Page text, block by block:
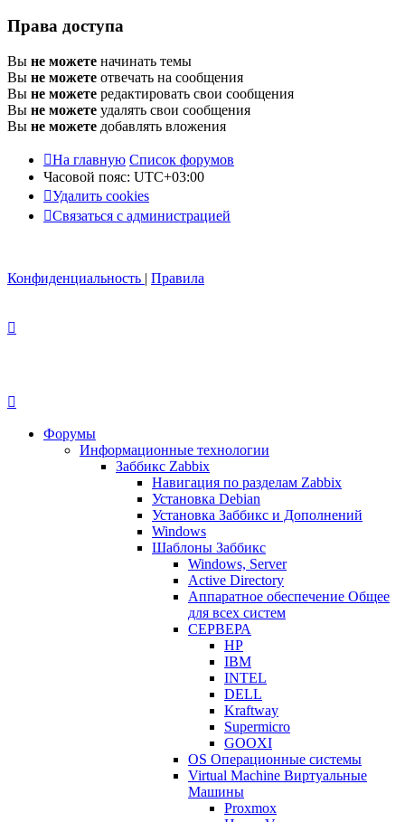
Права доступа
Вы не можете начинать темы
Вы не можете отвечать на сообщения
Вы не можете редактировать свои сообщения
Вы не можете удалять свои сообщения
Вы не можете добавлять вложения
На главную Список форумов
Часовой пояс: UTC+03:00
Удалить cookies
Связаться с администрацией
Конфиденциальность | Правила
Форумы
Информационные технологии
Заббикс Zabbix
Навигация по разделам Zabbix
Установка Debian
Установка Заббикс и Дополнений
Windows
Шаблоны Заббикс
Windows, Server
Active Directory
Аппаратное обеспечение Общее
для всех систем
СЕРВЕРА
HP
IBM
INTEL
DELL
Kraftway
Supermicro
GOOXI
OS Операционные системы
Virtual Machine Виртуальные
Машины
Proxmox